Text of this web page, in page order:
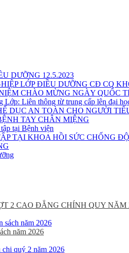
DƯỠNG 12.5.2023
LỚP ĐIỀU DƯỠNG CĐ CQ
CHÀO MỪNG NGÀY QUỐC
Lớp: Liên thông từ trung cấp lên đại
DỤC AN TOÀN CHO NGƯỜI
TAY CHÂN MIỆNG
tại Bệnh viện
TẠI KHOA HỒI SỨC CHỐNG
2 CAO ĐẲNG CHÍNH QUY NĂM
năm 2026